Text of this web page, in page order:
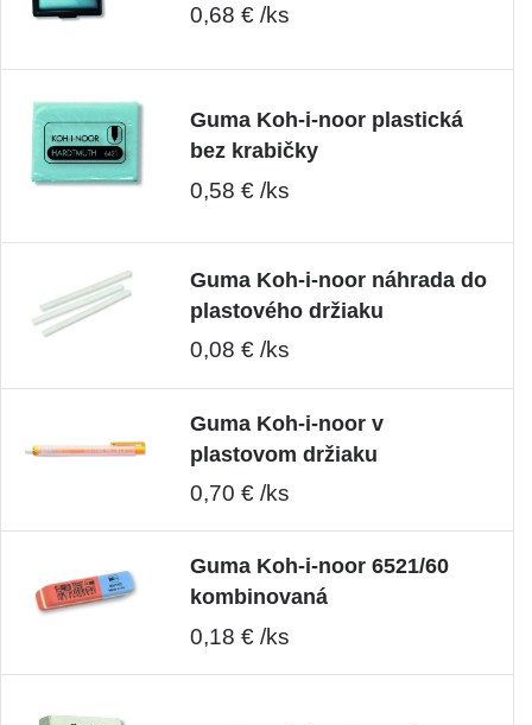
0,68 € /ks
Guma Koh-i-noor plastická
bez krabičky
0,58 € /ks
Guma Koh-i-noor náhrada do
plastového držiaku
0,08 € /ks
Guma Koh-i-noor v
plastovom držiaku
0,70 € /ks
Guma Koh-i-noor 6521/60
kombinovaná
0,18 € /ks